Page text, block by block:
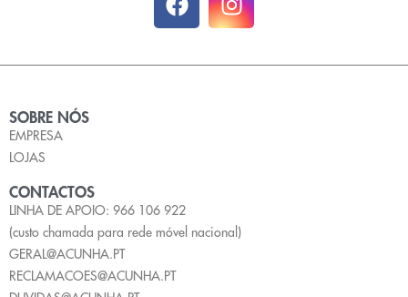
SOBRE NÓS
EMPRESA
LOJAS
CONTACTOS
LINHA DE APOIO: 966 106 922
(custo chamada para rede móvel nacional)
GERAL@ACUNHA.PT
RECLAMACOES@ACUNHA.PT